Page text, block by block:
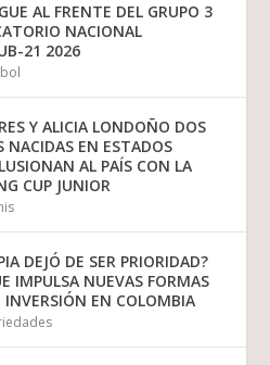
AL FRENTE DEL GRUPO 3
NACIONAL
21 2026
Y ALICIA LONDOÑO DOS
NACIDAS EN ESTADOS
AL PAÍS CON LA
CUP JUNIOR
DEJÓ DE SER PRIORIDAD?
IMPULSA NUEVAS FORMAS
INVERSIÓN EN COLOMBIA